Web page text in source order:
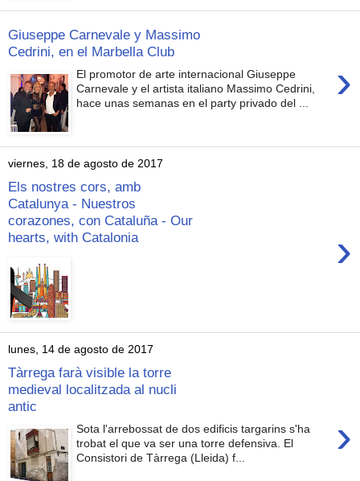
Giuseppe Carnevale y Massimo
Cedrini, en el Marbella Club
›
El promotor de arte internacional Giuseppe
Carnevale y el artista italiano Massimo Cedrini,
hace unas semanas en el party privado del ...
viernes, 18 de agosto de 2017
Els nostres cors, amb
Catalunya - Nuestros
corazones, con Cataluña - Our
hearts, with Catalonia
›
lunes, 14 de agosto de 2017
Tàrrega farà visible la torre
medieval localitzada al nucli
antic
›
Sota l'arrebossat de dos edificis targarins s'ha
trobat el que va ser una torre defensiva. El
Consistori de Tàrrega (Lleida) f...